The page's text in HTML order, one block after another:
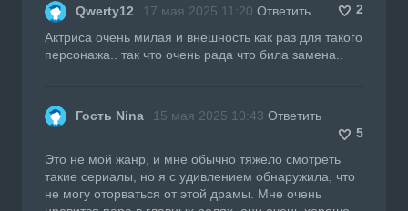
Qwerty12 17 мая 2025 11:20 Ответить
2
Актриса очень милая и внешность как раз для такого
персонажа.. так что очень рада что била замена..
Гость Nina 15 мая 2025 10:43 Ответить
5
Это не мой жанр, и мне обычно тяжело смотреть
такие сериалы, но я с удивлением обнаружила, что
не могу оторваться от этой драмы. Мне очень